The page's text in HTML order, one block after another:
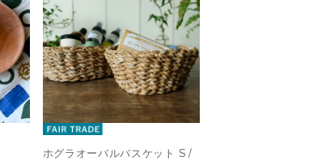
ホグラオーバルバスケット S /